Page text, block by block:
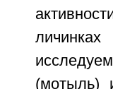
(мотыль)